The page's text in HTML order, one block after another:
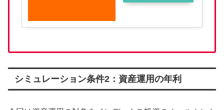
シミュレーション条件2：資産運用の年利